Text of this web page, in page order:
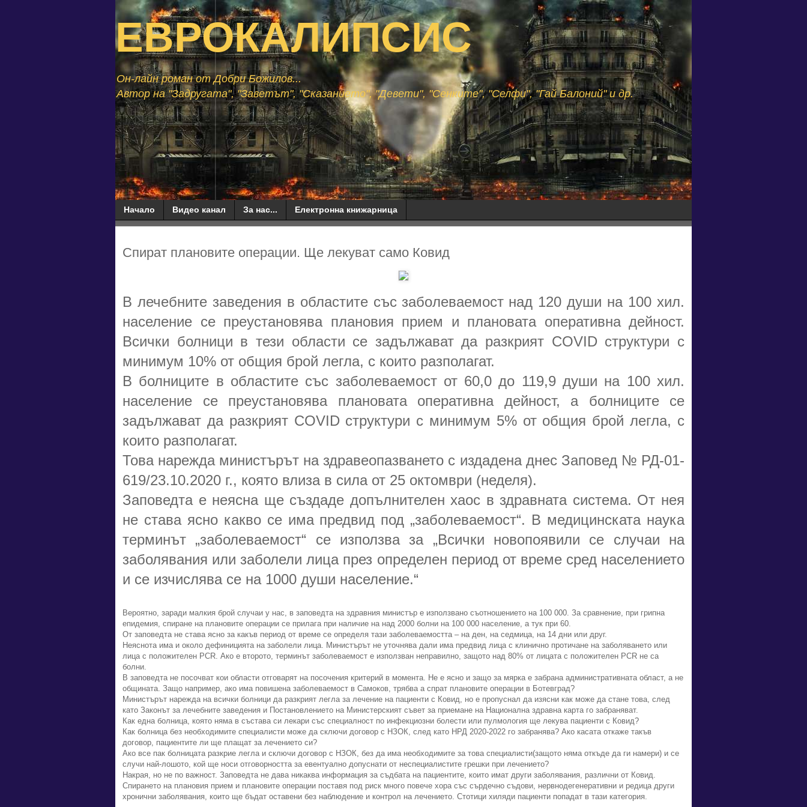
ЕВРОКАЛИПСИС
Он-лайн роман от Добри Божилов...
Автор на "Задругата", "Заветът", "Сказанието", "Девети", "Сенките", "Селфи", "Гай Балоний" и др.
Начало Видео канал За нас... Електронна книжарница
Спират плановите операции. Ще лекуват само Ковид
В лечебните заведения в областите със заболеваемост над 120 души на 100 хил.
население се преустановява плановия прием и плановата оперативна дейност.
Всички болници в тези области се задължават да разкрият COVID структури с
минимум 10% от общия брой легла, с които разполагат.
В болниците в областите със заболеваемост от 60,0 до 119,9 души на 100 хил.
население се преустановява плановата оперативна дейност, а болниците се
задължават да разкрият COVID структури с минимум 5% от общия брой легла, с
които разполагат.
Това нарежда министърът на здравеопазването с издадена днес Заповед № РД-01-
619/23.10.2020 г., която влиза в сила от 25 октомври (неделя).
Заповедта е неясна ще създаде допълнителен хаос в здравната система. От нея
не става ясно какво се има предвид под „заболеваемост“. В медицинската наука
терминът „заболеваемост“ се използва за „Всички новопоявили се случаи на
заболявания или заболели лица през определен период от време сред населението
и се изчислява се на 1000 души население.“
Вероятно, заради малкия брой случаи у нас, в заповедта на здравния министър е използвано съотношението на 100 000. За сравнение, при грипна
епидемия, спиране на плановите операции се прилага при наличие на над 2000 болни на 100 000 население, а тук при 60.
От заповедта не става ясно за какъв период от време се определя тази заболеваемостта – на ден, на седмица, на 14 дни или друг.
Неяснота има и около дефиницията на заболели лица. Министърът не уточнява дали има предвид лица с клинично протичане на заболяването или
лица с положителен PCR. Ако е второто, терминът заболеваемост е използван неправилно, защото над 80% от лицата с положителен PCR не са
болни.
В заповедта не посочват кои области отговарят на посочения критерий в момента. Не е ясно и защо за мярка е забрана административната област, а не
общината. Защо например, ако има повишена заболеваемост в Самоков, трябва а спрат плановите операции в Ботевград?
Министърът нарежда на всички болници да разкрият легла за лечение на пациенти с Ковид, но е пропуснал да изясни как може да стане това, след
като Законът за лечебните заведения и Постановлението на Министерският съвет за приемане на Национална здравна карта го забраняват.
Как една болница, която няма в състава си лекари със специалност по инфекциозни болести или пулмология ще лекува пациенти с Ковид?
Как болница без необходимите специалисти може да сключи договор с НЗОК, след като НРД 2020-2022 го забранява? Ако касата откаже такъв
договор, пациентите ли ще плащат за лечението си?
Ако все пак болницата разкрие легла и сключи договор с НЗОК, без да има необходимите за това специалисти(защото няма откъде да ги намери) и се
случи най-лошото, кой ще носи отговорността за евентуално допуснати от неспециалистите грешки при лечението?
Накрая, но не по важност. Заповедта не дава никаква информация за съдбата на пациентите, които имат други заболявания, различни от Ковид.
Спирането на плановия прием и плановите операции поставя под риск много повече хора със сърдечно съдови, нервнодегенеративни и редица други
хронични заболявания, които ще бъдат оставени без наблюдение и контрол на лечението. Стотици хиляди пациенти попадат в тази категория.